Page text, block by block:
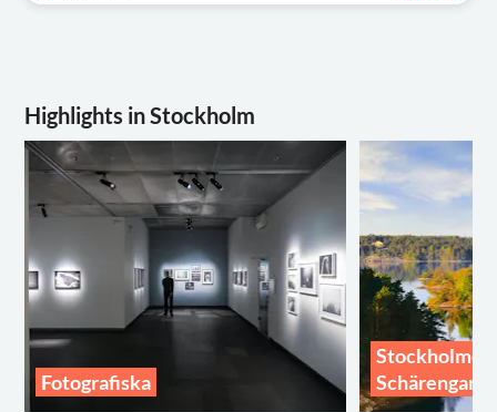
Highlights in Stockholm
Fotografiska
Stockholmer